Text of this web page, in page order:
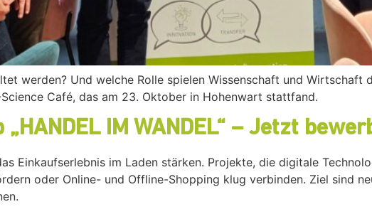
werden? Und welche Rolle spielen Wissenschaft und Wirtschaft
Café, das am 23. Oktober in Hohenwart stattfand.
IM WANDEL“ – Jetzt
Einkaufserlebnis im Laden stärken. Projekte, die digitale
oder Online- und Offline-Shopping klug verbinden. Ziel sind